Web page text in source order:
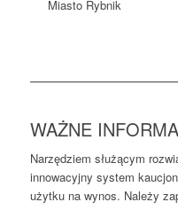
Miasto Rybnik
WAŻNE
Narzędziem służącym
innowacyjny system
użytku na wynos. Należy